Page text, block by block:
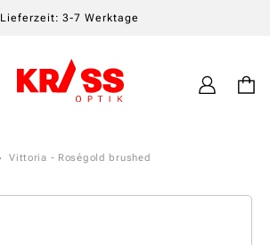
Lieferzeit: 3-7 Werktage
Einloggen
Vittoria - Roségold brushed